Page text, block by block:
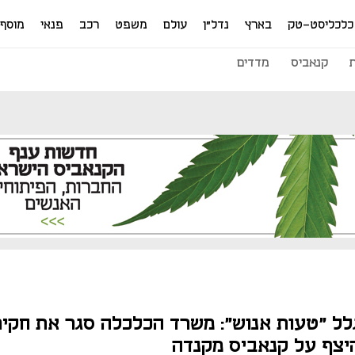
כלכליסט-טק בארץ נדל"ן עולם משפט רכב פנאי מוסף
קנאביס מדדים
"טעות אנוש": משרד הכלכלה סגר את
על קנאביס מקנדה